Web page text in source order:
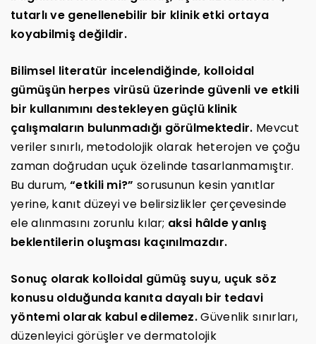
tutarlı ve genellenebilir bir klinik etki ortaya
koyabilmiş değildir.
Bilimsel literatür incelendiğinde, kolloidal
gümüşün herpes virüsü üzerinde güvenli ve etkili
bir kullanımını destekleyen güçlü klinik
çalışmaların bulunmadığı görülmektedir. Mevcut
veriler sınırlı, metodolojik olarak heterojen ve çoğu
zaman doğrudan uçuk özelinde tasarlanmamıştır.
Bu durum, “etkili mi?” sorusunun kesin yanıtlar
yerine, kanıt düzeyi ve belirsizlikler çerçevesinde
ele alınmasını zorunlu kılar; aksi hâlde yanlış
beklentilerin oluşması kaçınılmazdır.
Sonuç olarak kolloidal gümüş suyu, uçuk söz
konusu olduğunda kanıta dayalı bir tedavi
yöntemi olarak kabul edilemez.Güvenlik sınırları,
düzenleyici görüşler ve dermatolojik